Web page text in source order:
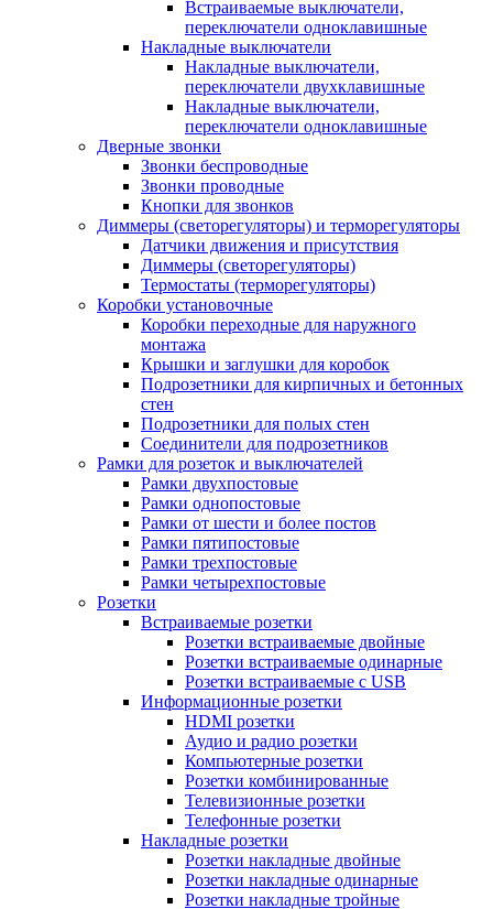
Встраиваемые выключатели,
переключатели одноклавишные
Накладные выключатели
Накладные выключатели,
переключатели двухклавишные
Накладные выключатели,
переключатели одноклавишные
Дверные звонки
Звонки беспроводные
Звонки проводные
Кнопки для звонков
Диммеры (светорегуляторы) и терморегуляторы
Датчики движения и присутствия
Диммеры (светорегуляторы)
Термостаты (терморегуляторы)
Коробки установочные
Коробки переходные для наружного
монтажа
Крышки и заглушки для коробок
Подрозетники для кирпичных и бетонных
стен
Подрозетники для полых стен
Соединители для подрозетников
Рамки для розеток и выключателей
Рамки двухпостовые
Рамки однопостовые
Рамки от шести и более постов
Рамки пятипостовые
Рамки трехпостовые
Рамки четырехпостовые
Розетки
Встраиваемые розетки
Розетки встраиваемые двойные
Розетки встраиваемые одинарные
Розетки встраиваемые с USB
Информационные розетки
HDMI розетки
Аудио и радио розетки
Компьютерные розетки
Розетки комбинированные
Телевизионные розетки
Телефонные розетки
Накладные розетки
Розетки накладные двойные
Розетки накладные одинарные
Розетки накладные тройные